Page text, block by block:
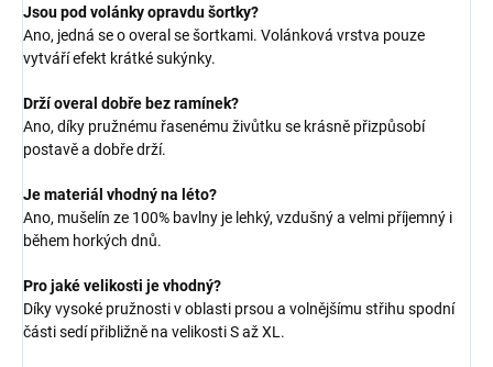
Jsou pod volánky opravdu šortky?
Ano, jedná se o overal se šortkami. Volánková vrstva pouze
vytváří efekt krátké sukýnky.
Drží overal dobře bez ramínek?
Ano, díky pružnému řasenému živůtku se krásně přizpůsobí
postavě a dobře drží.
Je materiál vhodný na léto?
Ano, mušelín ze 100% bavlny je lehký, vzdušný a velmi příjemný i
během horkých dnů.
Pro jaké velikosti je vhodný?
Díky vysoké pružnosti v oblasti prsou a volnějšímu střihu spodní
části sedí přibližně na velikosti S až XL.